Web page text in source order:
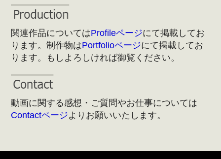
関連作品についてはProfileページにて掲載してお
ります。制作物はPortfolioページにて掲載してお
ります。もしよろしければ御覧ください。
動画に関する感想・ご質問やお仕事については
Contactページよりお願いいたします。